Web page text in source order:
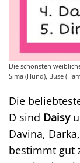
Die schönsten
Sima (Hund), Buse
Die
D sind Daisy
Davina,
bestimmt gut